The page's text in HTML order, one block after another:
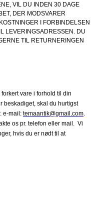
VIL DU INDEN 30 DAGE
DER MODSVARER
I FORBINDELSEN
LEVERINGSADRESSEN. DU
TIL RETURNERINGEN
vare i forhold til din
beskadiget, skal du hurtigst
e-mail: temaantik@gmail.com
os pr. telefon eller mail.
Vi
hvis du er nødt til at